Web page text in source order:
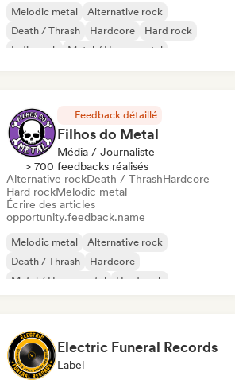
Melodic metal
Alternative rock
Death / Thrash
Hardcore
Hard rock
Indie rock
Metal / Heavy metal
Feedback détaillé
Filhos do Metal
Média / Journaliste
> 700 feedbacks réalisés
Alternative rockDeath / ThrashHardcore
Hard rockMelodic metal
Écrire des articles
opportunity.feedback.name
Melodic metal
Alternative rock
Death / Thrash
Hardcore
Metal / Heavy metal
Hard rock
Electric Funeral Records
Label